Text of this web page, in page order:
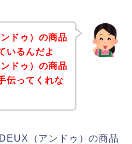
ドゥ）の商品
いるんだよ
ドゥ）の商品
伝ってくれな
（アンドゥ）の商品